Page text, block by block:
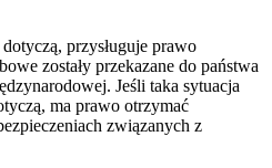
przysługuje prawo
zostały przekazane do państwa
Jeśli taka sytuacja
ma prawo otrzymać
związanych z